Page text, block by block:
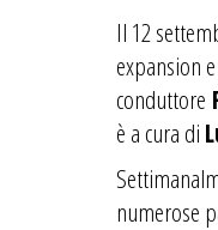
Il 12
expansion
conduttore
è a cura di
numerose